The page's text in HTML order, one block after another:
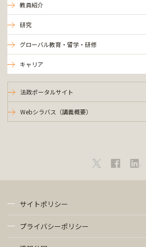
教員紹介
研究
グローバル教育・留学・研修
キャリア
法政ポータルサイト
Webシラバス（講義概要）
サイトポリシー
プライバシーポリシー